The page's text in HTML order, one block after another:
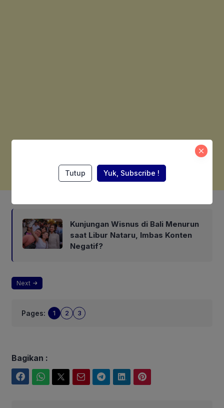
Kunjungan Wisnus di Bali Menurun
saat Libur Nataru, Imbas Konten
Negatif?
Next
Pages: 1 2 3
Bagikan :
Tutup Yuk, Subscribe !